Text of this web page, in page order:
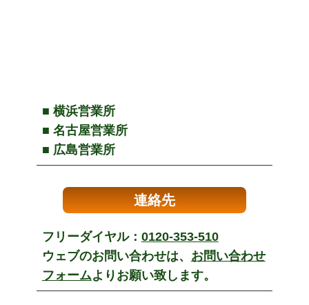
■ 横浜営業所
■ 名古屋営業所
■ 広島営業所
連絡先
フリーダイヤル： 0120-353-510
ウェブのお問い合わせは、 お問い合わせ
フォームよりお願い致します。